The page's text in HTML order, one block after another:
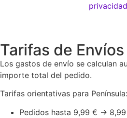
privacidad
Tarifas de Envíos
Los gastos de envío se calculan
importe total del pedido.
Tarifas orientativas para Península:
Pedidos hasta 9,99 € →